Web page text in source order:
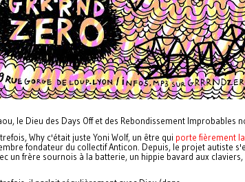
le Dieu des Days Off et des Rebondissement Improbables
Why c'était juste Yoni Wolf, un être qui porte fièrement
fondateur du collectif Anticon. Depuis, le projet autiste
un frère sournois à la batterie, un hippie bavard aux